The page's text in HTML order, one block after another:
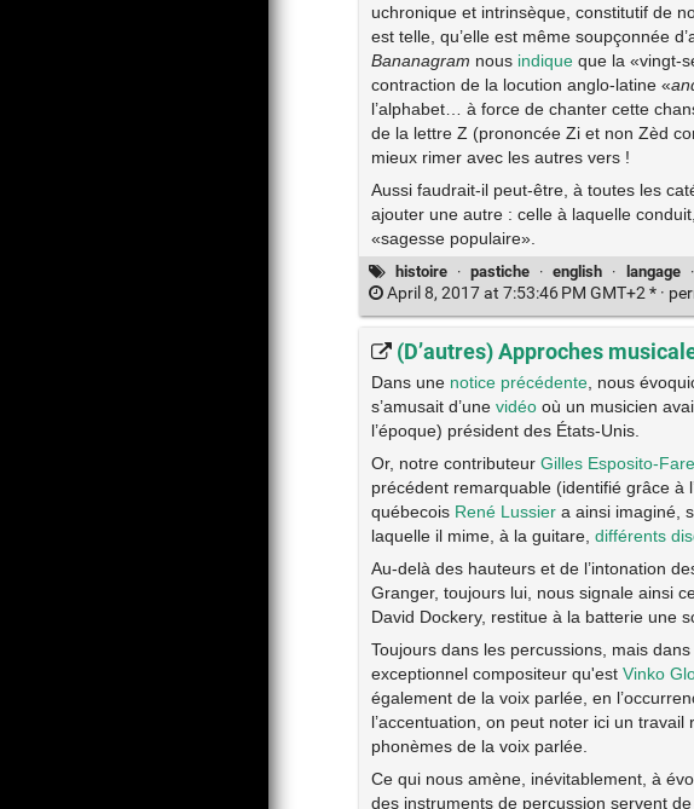
uchronique et intrinsèque, constitutif de
est telle, qu’elle est même soupçonnée
Bananagram nous indiqueque la «vingt-
contraction de la locution anglo-latine «
l’alphabet… à force de chanter cette
de la lettre Z (prononcée Zi et non Zèd
mieux rimer avec les autres vers !
Aussi faudrait-il peut-être, à toutes les
ajouter une autre : celle à laquelle
«sagesse populaire».
histoire · pastiche · english · langage ·
April 8, 2017 at 7:53:46 PM GMT+2 * ·
(D’autres) Approches
Dans une notice précédente, nous
s’amusait d’une vidéooù un musicien
l’époque) président des États-Unis.
Or, notre contributeur Gilles Esposito-
précédent remarquable (identifié grâce à
québecois René Lussiera ainsi imaginé,
laquelle il mime, à la guitare, différents
Au-delà des hauteurs et de l’intonation
Granger, toujours lui, nous signale ainsi
David Dockery, restitue à la batterie une
Toujours dans les percussions, mais
exceptionnel compositeur qu'est Vinko
également de la voix parlée, en
l’accentuation, on peut noter ici un
phonèmes de la voix parlée.
Ce qui nous amène, inévitablement, à
des instruments de percussion servent